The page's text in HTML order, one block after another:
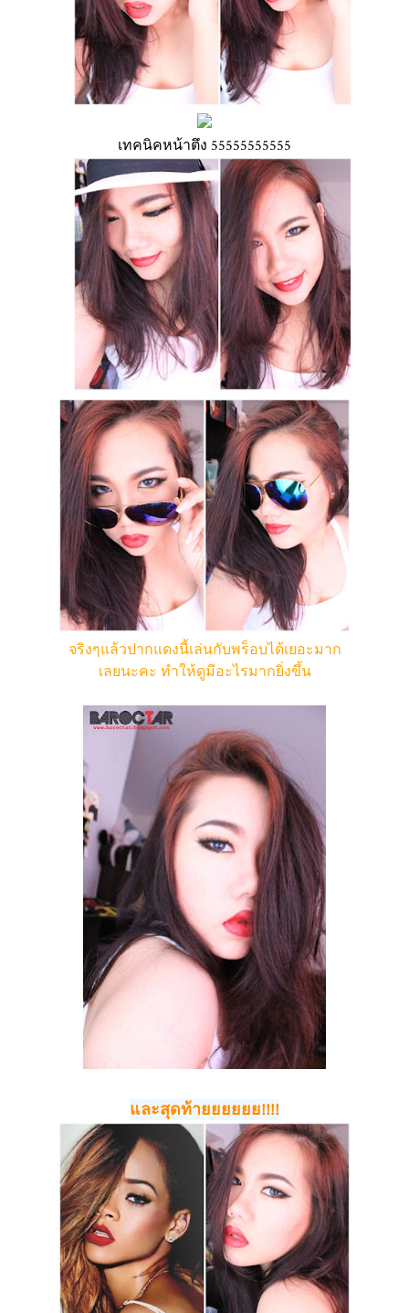
เทคนิคหน้าตึง 55555555555
จริงๆแล้วปากแดงนี้เล่นกับพร็อบได้เยอะมาก
เลยนะคะ ทำให้ดูมีอะไรมากยิ่งขึ้น
และสุดท้ายยยยยย!!!!